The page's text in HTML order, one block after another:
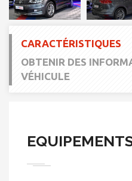
CARACTÉRISTIQUES
OBTENIR DES
VÉHICULE